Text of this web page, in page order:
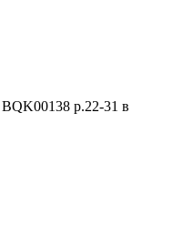
р.22-31 в